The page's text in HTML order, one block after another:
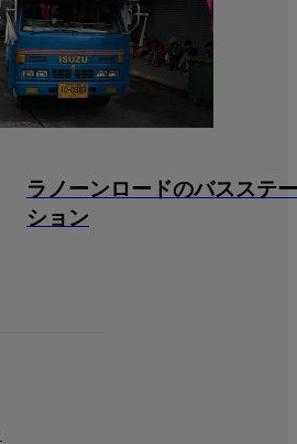
ラノーンロードのバスステー
ション